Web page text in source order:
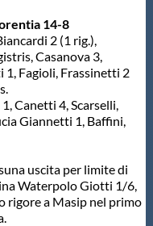
14-8
2 (1 rig.),
Casanova 3,
1, Fagioli, Frassinetti 2
Canetti 4, Scarselli,
Giannetti 1, Baffini,
uscita per limite di
Waterpolo Giotti 1/6,
rigore a Masip nel primo